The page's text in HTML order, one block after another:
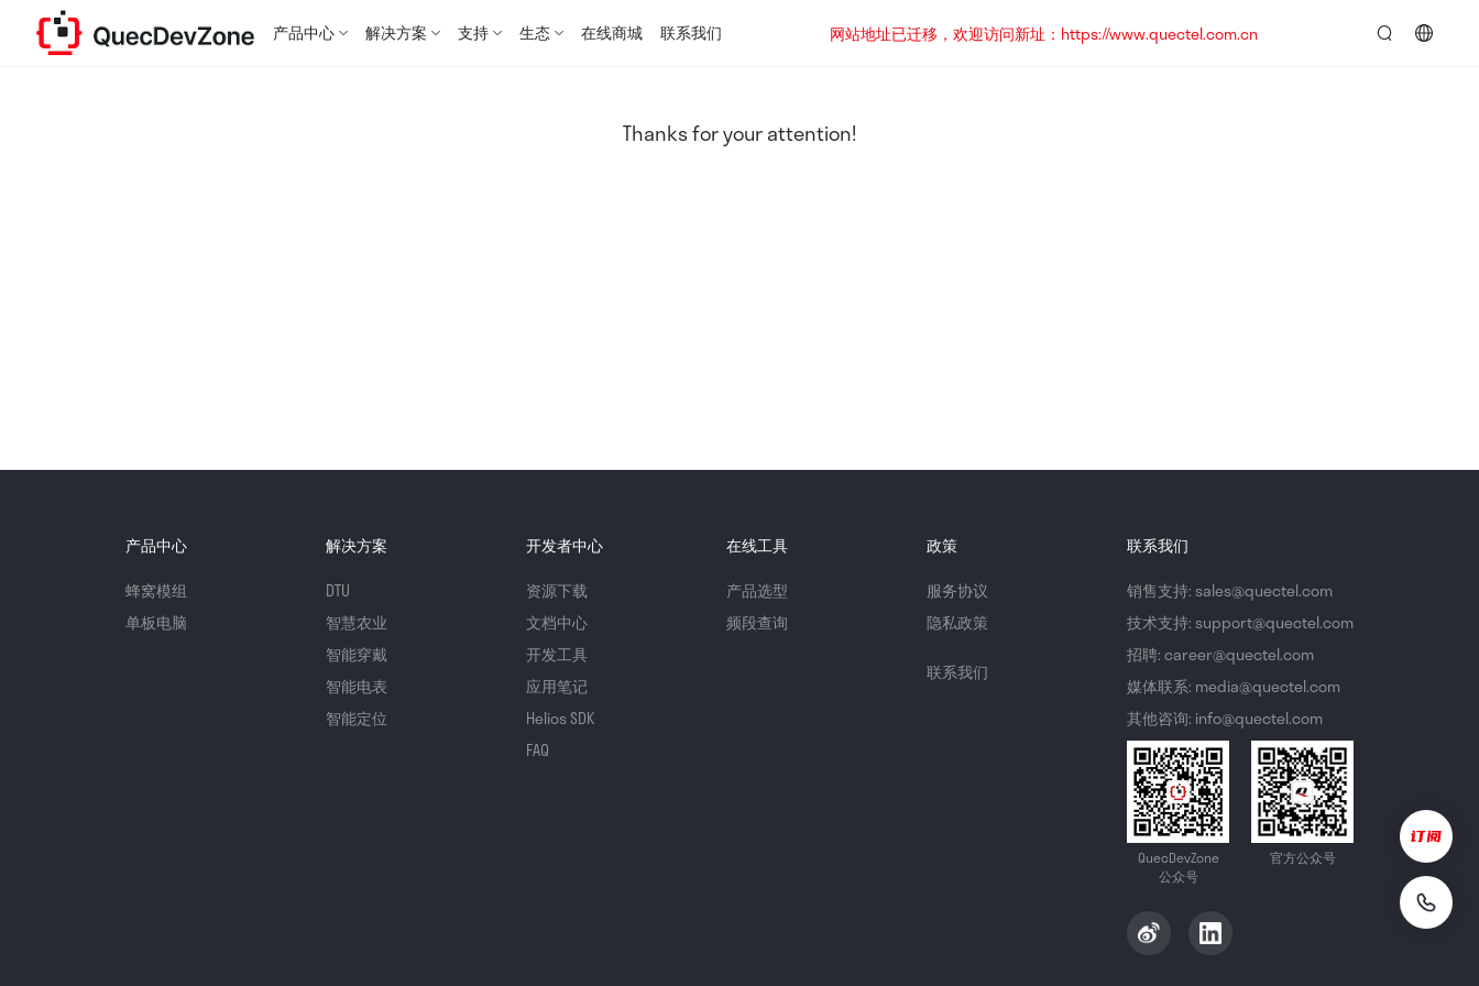
产品中心 解决方案 支持 生态 在线商城 联系我们
网站地址已迁移，欢迎访问新址：https://www.quectel.com.cn
Thanks for your attention!
产品中心
蜂窝模组
单板电脑
解决方案
DTU
智慧农业
智能穿戴
智能电表
智能定位
开发者中心
资源下载
文档中心
开发工具
应用笔记
Helios SDK
FAQ
在线工具
产品选型
频段查询
政策
服务协议
隐私政策
联系我们
联系我们
销售支持: sales@quectel.com
技术支持: support@quectel.com
招聘: career@quectel.com
媒体联系: media@quectel.com
其他咨询: info@quectel.com
QuecDevZone
公众号
官方公众号